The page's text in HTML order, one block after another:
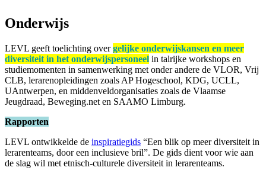
Onderwijs
LEVL geeft toelichting overgelijke onderwijskansen en meer
diversiteit in het onderwijspersoneel in talrijke workshops en
studiemomenten in samenwerking met onder andere de VLOR, Vrij
CLB, lerarenopleidingen zoals AP Hogeschool, KDG, UCLL,
UAntwerpen, en middenveldorganisaties zoals de Vlaamse
Jeugdraad, Beweging.net en SAAMO Limburg.
Rapporten
LEVL ontwikkelde de inspiratiegids “Een blik op meer diversiteit in
lerarenteams, door een inclusieve bril”. De gids dient voor wie aan
de slag wil met etnisch-culturele diversiteit in lerarenteams.